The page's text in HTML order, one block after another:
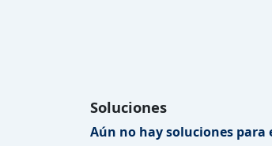
Soluciones
Aún no hay soluciones para